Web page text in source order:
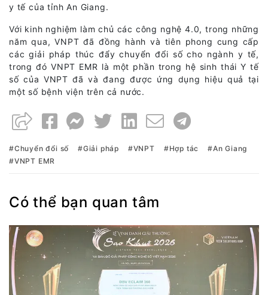
y tế của tỉnh An Giang.
Với kinh nghiệm làm chủ các công nghệ 4.0, trong những
năm qua, VNPT đã đồng hành và tiên phong cung cấp
các giải pháp thúc đẩy chuyển đổi số cho ngành y tế,
trong đó VNPT EMR là một phần trong hệ sinh thái Y tế
số của VNPT đã và đang được ứng dụng hiệu quả tại
một số bệnh viện trên cả nước.
Chuyển đổi số Giải pháp VNPT Hợp tác
An Giang
VNPT EMR
Có thể bạn quan tâm